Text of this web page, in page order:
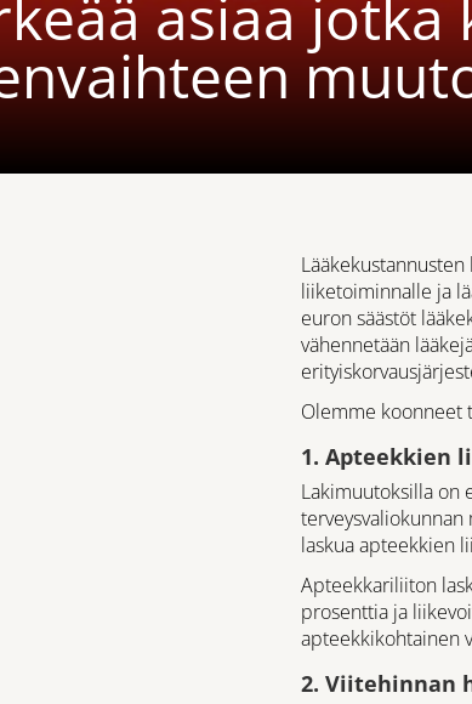
asiaa
liiketoiminnalle ja
euron säästöt
vähennetään
Olemme koonneet
1. Apteekkien
Lakimuutoksilla on
laskua apteekkien
Apteekkariliiton
prosenttia ja
apteekkikohtainen
2. Viitehinnan